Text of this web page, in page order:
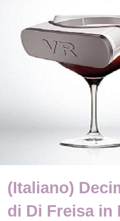
(Italiano)
di Di Freisa in